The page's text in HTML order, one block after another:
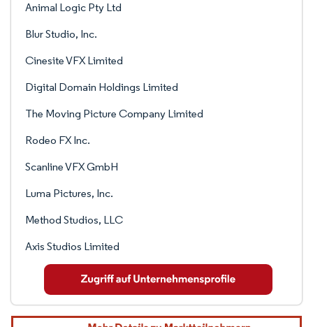
Animal Logic Pty Ltd
Blur Studio, Inc.
Cinesite VFX Limited
Digital Domain Holdings Limited
The Moving Picture Company Limited
Rodeo FX Inc.
Scanline VFX GmbH
Luma Pictures, Inc.
Method Studios, LLC
Axis Studios Limited